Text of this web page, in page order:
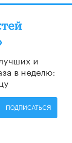
и
в неделю:
ПОДПИСАТЬСЯ